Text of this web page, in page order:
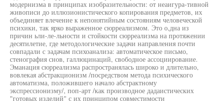
модернизма в принципах изобразительности: от неаигура-тивной
живописи до иллюзионистического копирования предметов, их
объединяет влечение к непонятийным состояниям человеческой
психики, так ярко выраженное сюрреализмом. Это о,дна из
причин ьли-ле-льности и стойкости сюрреализма на протяжении
десятилетие, где методологические задачи направления почти
совпадали с задачам психоанализа: автоматическое письмо,
стенография снов, галлюцинаций, свободное ассоциирование.
Эманация сюрреализма распространялась широко и длительно,
вовлекая абстракционизм /посредством метода психического
автоматизма, положившего начало абстрактному
экспрессионизму/, поп-арт /как производное дадаистических
"готовых изделий" с их принципом совместимости